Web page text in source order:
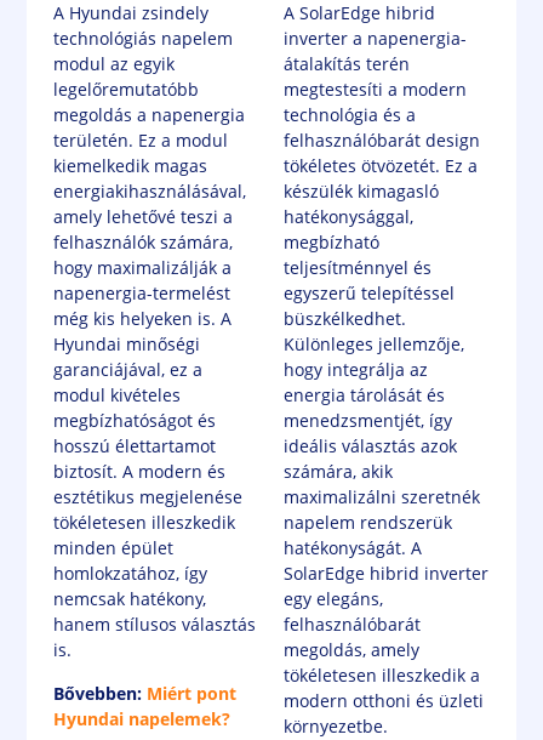
A Hyundai zsindely
technológiás napelem
modul az egyik
legelőremutatóbb
megoldás a napenergia
területén. Ez a modul
kiemelkedik magas
energiakihasználásával,
amely lehetővé teszi a
felhasználók számára,
hogy maximalizálják a
napenergia-termelést
még kis helyeken is. A
Hyundai minőségi
garanciájával, ez a
modul kivételes
megbízhatóságot és
hosszú élettartamot
biztosít. A modern és
esztétikus megjelenése
tökéletesen illeszkedik
minden épület
homlokzatához, így
nemcsak hatékony,
hanem stílusos választás
is.
Bővebben: Miért pont
Hyundai napelemek?
A SolarEdge hibrid
inverter a napenergia-
átalakítás terén
megtestesíti a modern
technológia és a
felhasználóbarát design
tökéletes ötvözetét. Ez a
készülék kimagasló
hatékonysággal,
megbízható
teljesítménnyel és
egyszerű telepítéssel
büszkélkedhet.
Különleges jellemzője,
hogy integrálja az
energia tárolását és
menedzsmentjét, így
ideális választás azok
számára, akik
maximalizálni szeretnék
napelem rendszerük
hatékonyságát. A
SolarEdge hibrid inverter
egy elegáns,
felhasználóbarát
megoldás, amely
tökéletesen illeszkedik a
modern otthoni és üzleti
környezetbe.